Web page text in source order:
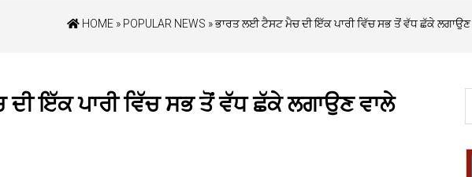
HOME » POPULAR NEWS » ਭਾਰਤ ਲਈ ਟੈਸਟ ਮੈਚ ਦੀ ਇੱਕ ਪਾਰੀ ਵਿੱਚ ਸਭ ਤੋਂ ਵੱਧ ਛੱਕੇ ਲਗਾਉਣ
ਇੱਕ ਪਾਰੀ ਵਿੱਚ ਸਭ ਤੋਂ ਵੱਧ ਛੱਕੇ ਲਗਾਉਣ ਵਾਲੇ